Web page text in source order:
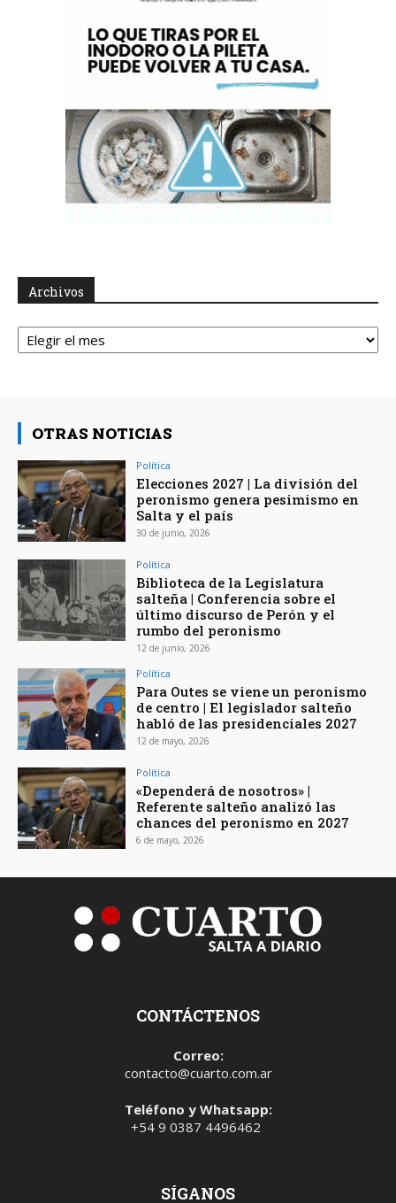
Archivos
Archivos
OTRAS NOTICIAS
Política
Elecciones 2027 | La división del
peronismo genera pesimismo en
Salta y el país
30 de junio, 2026
Política
Biblioteca de la Legislatura
salteña | Conferencia sobre el
último discurso de Perón y el
rumbo del peronismo
12 de junio, 2026
Política
Para Outes se viene un peronismo
de centro | El legislador salteño
habló de las presidenciales 2027
12 de mayo, 2026
Política
«Dependerá de nosotros» |
Referente salteño analizó las
chances del peronismo en 2027
6 de mayo, 2026
CONTÁCTENOS
Correo:
contacto@cuarto.com.ar
Teléfono y Whatsapp:
+54 9 0387 4496462
SÍGANOS